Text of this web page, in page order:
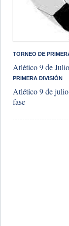
​TORNEO DE
Atlético 9 de
PRIMERA DIVISIÓN
Atlético 9 de
fase